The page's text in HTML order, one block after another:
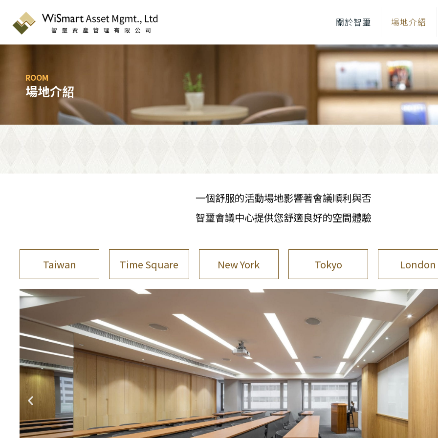
關於智璽 場地介紹
ROOM
場地介紹
一個舒服的活動場地影響著會議順利與否
智璽會議中心提供您舒適良好的空間體驗
Taiwan Time Square New York Tokyo London